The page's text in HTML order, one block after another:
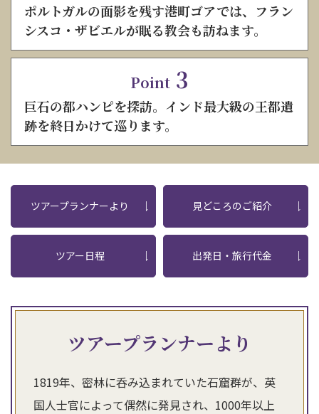
ポルトガルの面影を残す港町ゴアでは、フラン
シスコ・ザビエルが眠る教会も訪ねます。
Point 3
巨石の都ハンピを探訪。インド最大級の王都遺
跡を終日かけて巡ります。
ツアープランナーより 見どころのご紹介
ツアー日程 出発日・旅行代金
ツアープランナーより
1819年、密林に呑み込まれていた石窟群が、英
国人士官によって偶然に発見され、1000年以上